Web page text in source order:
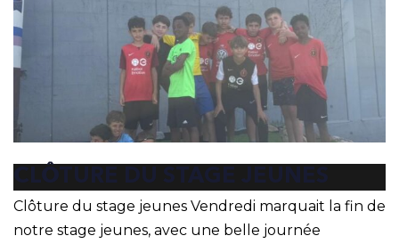
CLÔTURE DU STAGE JEUNES
Clôture du stage jeunes Vendredi marquait la fin de
notre stage jeunes, avec une belle journée